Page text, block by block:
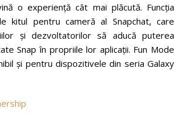
o experiență cât mai plăcută. Funcția
kitul pentru cameră al Snapchat, care
și dezvoltatorilor să aducă puterea
Snap în propriile lor aplicații. Fun Mode
și pentru dispozitivele din seria Galaxy